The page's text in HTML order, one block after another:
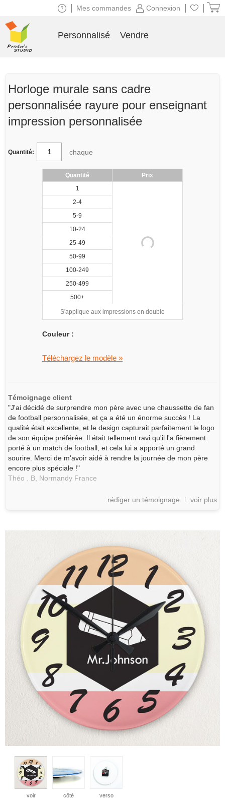
Horloge murale sans cadre
personnalisée rayure pour enseignant
impression personnalisée
Quantité: chaque
Quantité
Prix
1
2-4
5-9
10-24
25-49
50-99
100-249
250-499
500+
S'applique aux impressions en double
Couleur :
Téléchargez le modèle »
Témoignage client
"J'ai décidé de surprendre mon père avec une chaussette de fan
de football personnalisée, et ça a été un énorme succès ! La
qualité était excellente, et le design capturait parfaitement le logo
de son équipe préférée. Il était tellement ravi qu'il l'a fièrement
porté à un match de football, et cela lui a apporté un grand
sourire. Merci de m'avoir aidé à rendre la journée de mon père
encore plus spéciale !"
Théo . B, Normandy France
rédiger un témoignage voir plus
voir côté verso
Connexion
Mes commandes
Personnalisé Vendre